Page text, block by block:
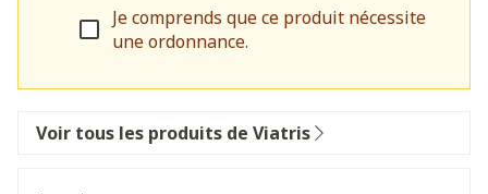
Je comprends que ce produit nécessite
une ordonnance.
Voir tous les produits de Viatris